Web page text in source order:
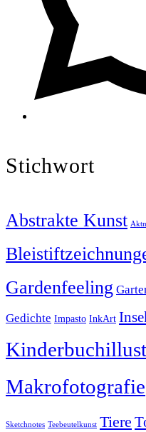
Stichwort
Abstrakte Kunst
Gardenfeeling
Gedichte Impasto InkArt
Makrofotografie
Sketchnotes Teebeutelkunst Tiere